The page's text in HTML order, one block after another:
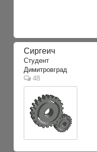
Сиргеич
Студент
Димитровград
48